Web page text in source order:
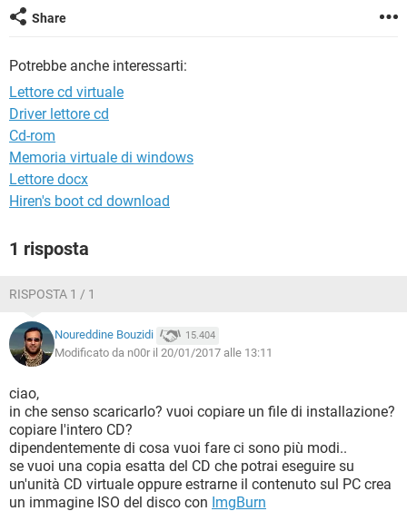
HARDWARE
Share
Potrebbe anche interessarti:
Lettore cd virtuale
Driver lettore cd
Cd-rom
Memoria virtuale di windows
Lettore docx
Hiren's boot cd download
1 risposta
RISPOSTA 1 / 1
Noureddine Bouzidi 15.404
Modificato da n00r il 20/01/2017 alle 13:11
ciao,
in che senso scaricarlo? vuoi copiare un file di installazione?
copiare l'intero CD?
dipendentemente di cosa vuoi fare ci sono più modi..
se vuoi una copia esatta del CD che potrai eseguire su
un'unità CD virtuale oppure estrarne il contenuto sul PC crea
un immagine ISO del disco con ImgBurn